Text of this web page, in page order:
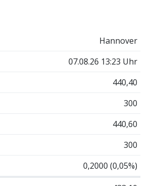
Hannover
07.08.26 13:23 Uhr
440,40
300
440,60
300
0,2000 (0,05%)